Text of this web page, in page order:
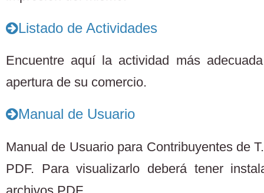
Listado de Actividades
Encuentre aquí la actividad más
apertura de su comercio.
Manual de Usuario
Manual de Usuario para Contribuyentes de
PDF. Para visualizarlo deberá tener